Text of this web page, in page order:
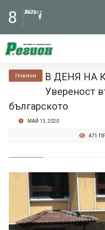
8 Август
2026
Новини
В ДЕНЯ НА
Увереност
българското
МАЙ 13, 2020
471